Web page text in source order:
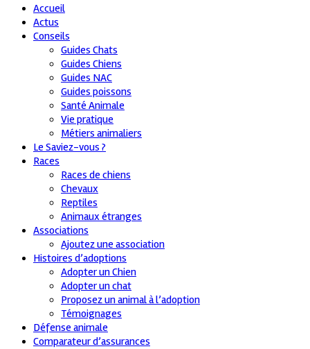
Accueil
Actus
Conseils
Guides Chats
Guides Chiens
Guides NAC
Guides poissons
Santé Animale
Vie pratique
Métiers animaliers
Le Saviez-vous ?
Races
Races de chiens
Chevaux
Reptiles
Animaux étranges
Associations
Ajoutez une association
Histoires d’adoptions
Adopter un Chien
Adopter un chat
Proposez un animal à l’adoption
Témoignages
Défense animale
Comparateur d’assurances